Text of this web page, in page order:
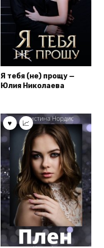
Я тебя (не) прощу —
Юлия Николаева